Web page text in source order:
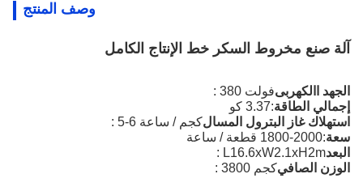
وصف المنتج
آلة صنع مخروط السكر خط الإنتاج الكامل
الجهد االكهربى : 380 فولت
إجمالي الطاقة:
3.37 كو
استهلاك غاز البترول المسال : 5-6 كجم / ساعة
سعة:1800-2000 قطعة / ساعة
البعد: L16.6xW2.1xH2m
الوزن الصافي : 3800 كجم